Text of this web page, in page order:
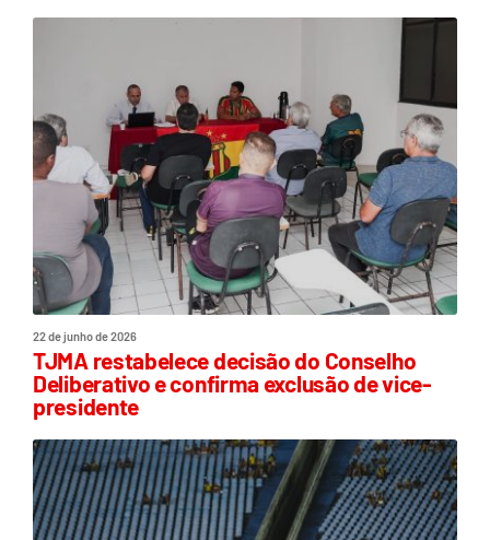
22 de junho de 2026
TJMA restabelece decisão do Conselho
Deliberativo e confirma exclusão de vice-
presidente